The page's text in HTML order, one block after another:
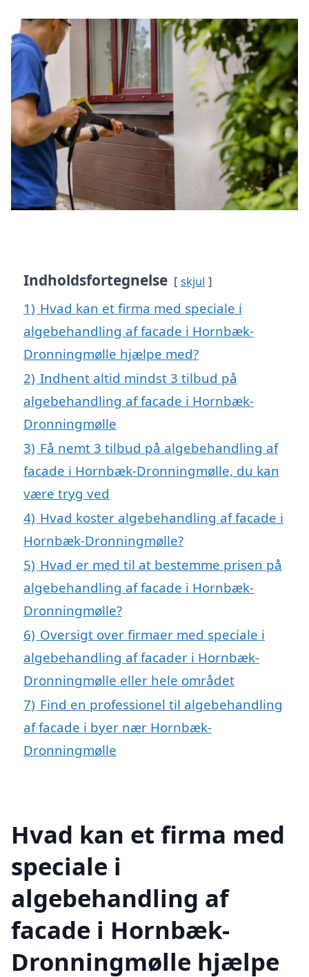
Indholdsfortegnelse skjul
1) Hvad kan et firma med speciale i
algebehandling af facade i Hornbæk-
Dronningmølle hjælpe med?
2) Indhent altid mindst 3 tilbud på
algebehandling af facade i Hornbæk-
Dronningmølle
3) Få nemt 3 tilbud på algebehandling af
facade i Hornbæk-Dronningmølle, du kan
være tryg ved
4) Hvad koster algebehandling af facade i
Hornbæk-Dronningmølle?
5) Hvad er med til at bestemme prisen på
algebehandling af facade i Hornbæk-
Dronningmølle?
6) Oversigt over firmaer med speciale i
algebehandling af facader i Hornbæk-
Dronningmølle eller hele området
7) Find en professionel til algebehandling
af facade i byer nær Hornbæk-
Dronningmølle
Hvad kan et firma med
speciale i
algebehandling af
facade i Hornbæk-
Dronningmølle hjælpe